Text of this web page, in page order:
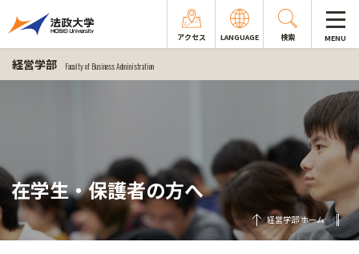
アクセス LANGUAGE 検索 MENU
経営学部 Faculty of Business Administration
在学生・保護者の方へ
経営学部 ホーム